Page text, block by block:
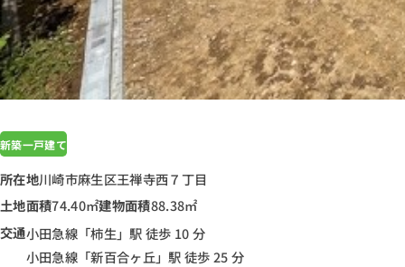
新築一戸建て
所在地川崎市麻生区王禅寺西７丁目
土地面積74.40㎡建物面積88.38㎡
交通小田急線「柿生」駅 徒歩 10 分
小田急線「新百合ヶ丘」駅 徒歩 25 分